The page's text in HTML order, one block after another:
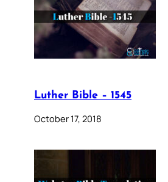
Luther Bible – 1545
October 17, 2018